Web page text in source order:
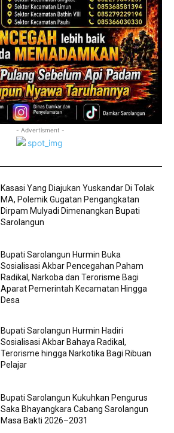
- Advertisment -
Kasasi Yang Diajukan Yuskandar Di Tolak
MA, Polemik Gugatan Pengangkatan
Dirpam Mulyadi Dimenangkan Bupati
Sarolangun
Bupati Sarolangun Hurmin Buka
Sosialisasi Akbar Pencegahan Paham
Radikal, Narkoba dan Terorisme Bagi
Aparat Pemerintah Kecamatan Hingga
Desa
Bupati Sarolangun Hurmin Hadiri
Sosialisasi Akbar Bahaya Radikal,
Terorisme hingga Narkotika Bagi Ribuan
Pelajar
Bupati Sarolangun Kukuhkan Pengurus
Saka Bhayangkara Cabang Sarolangun
Masa Bakti 2026–2031